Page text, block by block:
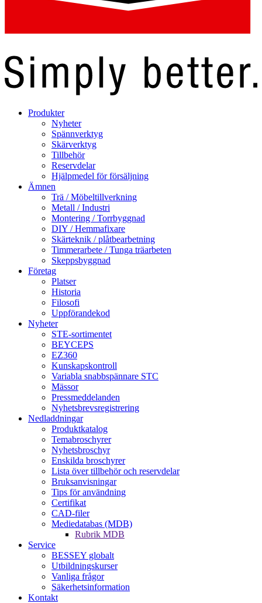
Produkter
Nyheter
Spännverktyg
Skärverktyg
Tillbehör
Reservdelar
Hjälpmedel för försäljning
Ämnen
Trä / Möbeltillverkning
Metall / Industri
Montering / Torrbyggnad
DIY / Hemmafixare
Skärteknik / plåtbearbetning
Timmerarbete / Tunga träarbeten
Skeppsbyggnad
Företag
Platser
Historia
Filosofi
Uppförandekod
Nyheter
STE-sortimentet
BEYCEPS
EZ360
Kunskapskontroll
Variabla snabbspännare STC
Mässor
Pressmeddelanden
Nyhetsbrevsregistrering
Nedladdningar
Produktkatalog
Temabroschyrer
Nyhetsbroschyr
Enskilda broschyrer
Lista över tillbehör och reservdelar
Bruksanvisningar
Tips för användning
Certifikat
CAD-filer
Mediedatabas (MDB)
Rubrik MDB
Service
BESSEY globalt
Utbildningskurser
Vanliga frågor
Säkerhetsinformation
Kontakt